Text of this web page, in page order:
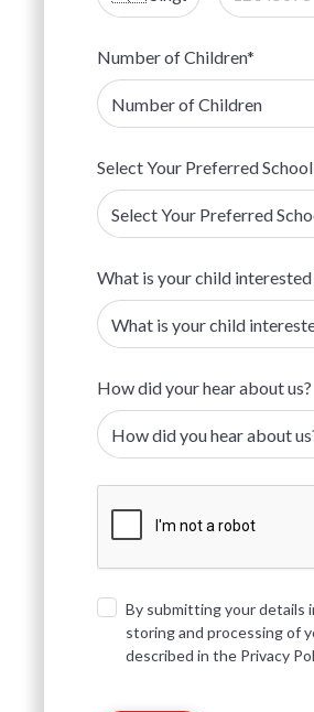
Number of Children*
Select Your Preferred
What is your child interested
How did your hear about us?
By submitting your details
storing and processing of
described in the Privacy